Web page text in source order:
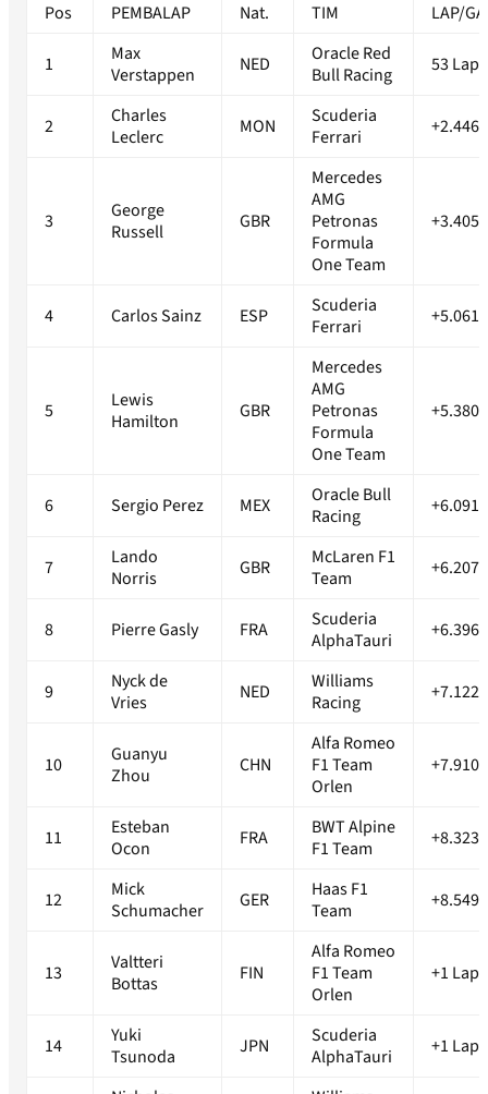
Pos
PEMBALAP Nat. TIM LAP/
1
Max
Verstappen
NED
Oracle Red
Bull Racing
53 Laps
2
Charles
Leclerc
MON
Scuderia
Ferrari
+2.446s
3
George
Russell
GBR
Mercedes
AMG
Petronas
Formula
One Team
+3.405s
4 Carlos Sainz ESP
Scuderia
Ferrari
+5.061s
5
Lewis
Hamilton
GBR
Mercedes
AMG
Petronas
Formula
One Team
+5.380s
6 Sergio Perez MEX
Oracle Bull
Racing
+6.091s
7
Lando
Norris
GBR
McLaren F1
Team
+6.207s
8 Pierre Gasly FRA
Scuderia
AlphaTauri
+6.396s
9
Nyck de
Vries
NED
Williams
Racing
+7.122s
10
Guanyu
Zhou
CHN
Alfa Romeo
F1 Team
Orlen
+7.910s
11
Esteban
Ocon
FRA
BWT Alpine
F1 Team
+8.323s
12
Mick
Schumacher
GER
Haas F1
Team
+8.549s
13
Valtteri
Bottas
FIN
Alfa Romeo
F1 Team
Orlen
+1 Lap
14
Yuki
Tsunoda
JPN
Scuderia
AlphaTauri
+1 Lap